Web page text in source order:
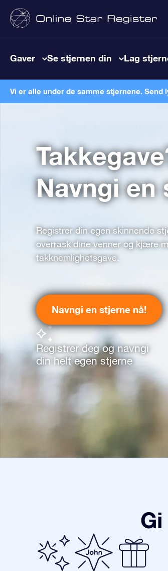
Gaver Se stjernen din Lag
Vi er alle under de samme stjernene. Send
Navngi en
Registrer din egen skinnende
overrask dine venner og kjære
takknemlighetsgave.
Navngi en stjerne nå!
Registrer deg og navngi
din helt egen stjerne